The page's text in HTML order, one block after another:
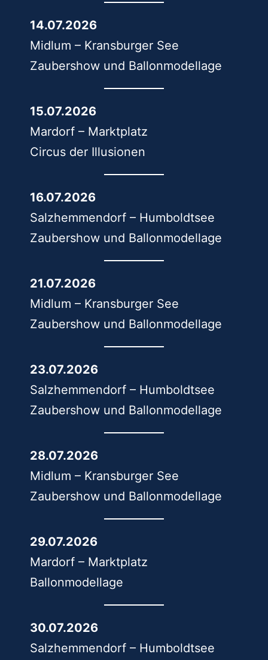
14.07.2026
Midlum – Kransburger See
Zaubershow und Ballonmodellage
15.07.2026
Mardorf – Marktplatz
Circus der Illusionen
16.07.2026
Salzhemmendorf – Humboldtsee
Zaubershow und Ballonmodellage
21.07.2026
Midlum – Kransburger See
Zaubershow und Ballonmodellage
23.07.2026
Salzhemmendorf – Humboldtsee
Zaubershow und Ballonmodellage
28.07.2026
Midlum – Kransburger See
Zaubershow und Ballonmodellage
29.07.2026
Mardorf – Marktplatz
Ballonmodellage
30.07.2026
Salzhemmendorf – Humboldtsee